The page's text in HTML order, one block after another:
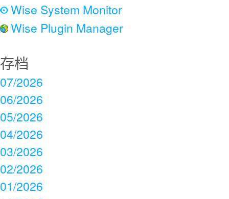
Wise System Monitor
Wise Plugin Manager
存档
07/2026
06/2026
05/2026
04/2026
03/2026
02/2026
01/2026